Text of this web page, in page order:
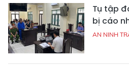
Tụ tập
bị cáo
AN NINH